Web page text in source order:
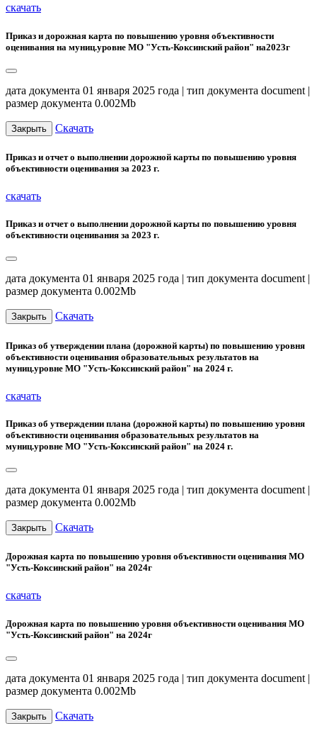
скачать
Приказ и дорожная карта по повышению уровня объективности
оценивания на муниц.уровне МО "Усть-Коксинский район" на2023г
дата документа 01 января 2025 года | тип документа document |
размер документа 0.002Mb
Закрыть Скачать
Приказ и отчет о выполнении дорожной карты по повышению уровня
объективности оценивания за 2023 г.
скачать
Приказ и отчет о выполнении дорожной карты по повышению уровня
объективности оценивания за 2023 г.
дата документа 01 января 2025 года | тип документа document |
размер документа 0.002Mb
Закрыть Скачать
Приказ об утверждении плана (дорожной карты) по повышению уровня
объективности оценивания образовательных результатов на
муниц.уровне МО "Усть-Коксинский район" на 2024 г.
скачать
Приказ об утверждении плана (дорожной карты) по повышению уровня
объективности оценивания образовательных результатов на
муниц.уровне МО "Усть-Коксинский район" на 2024 г.
дата документа 01 января 2025 года | тип документа document |
размер документа 0.002Mb
Закрыть Скачать
Дорожная карта по повышению уровня объективности оценивания МО
"Усть-Коксинский район" на 2024г
скачать
Дорожная карта по повышению уровня объективности оценивания МО
"Усть-Коксинский район" на 2024г
дата документа 01 января 2025 года | тип документа document |
размер документа 0.002Mb
Закрыть Скачать